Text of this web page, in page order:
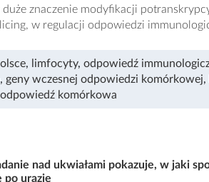
duże znaczenie modyfikacji
w regulacji odpowiedzi
, limfocyty, odpowiedź
, geny wczesnej odpowiedzi komórkowej,
odpowiedź komórkowa
nad ukwiałami pokazuje, w jaki
po urazie